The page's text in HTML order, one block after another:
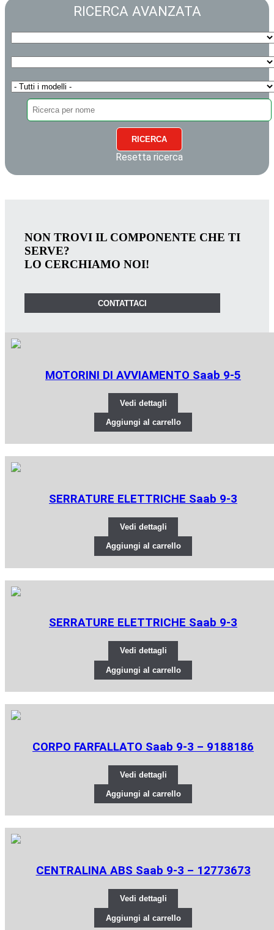
RICERCA AVANZATA
RICERCA
Resetta ricerca
NON TROVI IL COMPONENTE CHE TI
SERVE?
LO CERCHIAMO NOI!
CONTATTACI
MOTORINI DI AVVIAMENTO Saab 9-5
Vedi dettagli
Aggiungi al carrello
SERRATURE ELETTRICHE Saab 9-3
Vedi dettagli
Aggiungi al carrello
SERRATURE ELETTRICHE Saab 9-3
Vedi dettagli
Aggiungi al carrello
CORPO FARFALLATO Saab 9-3 – 9188186
Vedi dettagli
Aggiungi al carrello
CENTRALINA ABS Saab 9-3 – 12773673
Vedi dettagli
Aggiungi al carrello